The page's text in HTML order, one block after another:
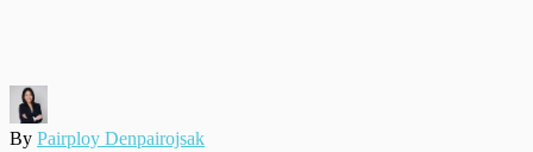
By Pairploy Denpairojsak